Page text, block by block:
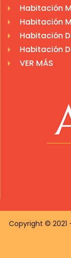
Habitación
Habitación
Habitación
Habitación
VER MÁS
Copyright © 2021 -